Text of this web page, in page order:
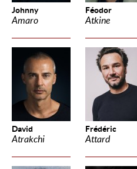
Johnny
Amaro
Féodor
Atkine
David
Atrakchi
Frédéric
Attard